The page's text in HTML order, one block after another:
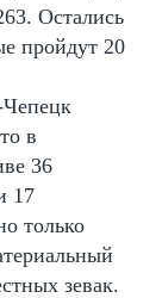
Остались
пройдут 20
в
36
17
только
зевак.